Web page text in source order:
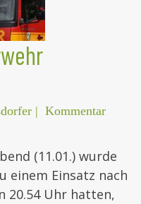
| Kommentar
(11.01.) wurde
einem Einsatz nach
20.54 Uhr hatten,